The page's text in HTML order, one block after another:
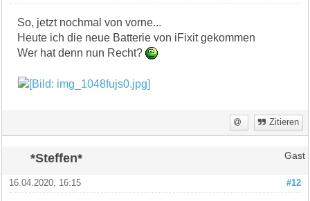
So, jetzt nochmal von vorne...
Heute ich die neue Batterie von iFixit gekommen
Wer hat denn nun Recht?
Zitieren
*Steffen* Gast
#12
16.04.2020, 16:15